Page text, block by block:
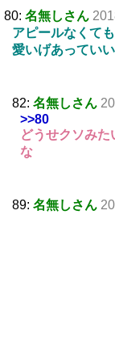
80: 名無しさん
アピールなくて
愛いげあってい
82: 名無しさん
>>80
どうせクソみた
な
89: 名無しさん